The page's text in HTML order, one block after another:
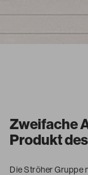
Zweifache
Produkt
Die Ströher Gruppe